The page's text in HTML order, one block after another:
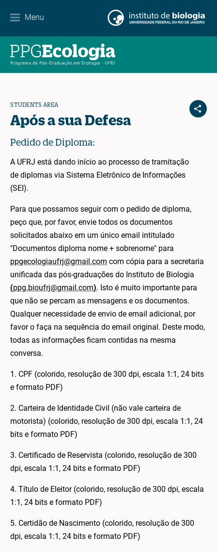
Menu
Contact
STUDENTS AREA
Após a sua Defesa
Pedido de Diploma:
A UFRJ está dando início ao processo de tramitação
de diplomas via Sistema Eletrônico de Informações
(SEI).
Para que possamos seguir com o pedido de diploma,
peço que, por favor, envie todos os documentos
solicitados abaixo em um único email intitulado
"Documentos diploma nome + sobrenome" para
ppgecologiaufrj@gmail.com com cópia para a secretaria
unificada das pós-graduações do Instituto de Biologia
(ppg.bioufrj@gmail.com). Isto é muito importante para
que não se percam as mensagens e os documentos.
Qualquer necessidade de envio de email adicional, por
favor o faça na sequência do email original. Deste modo,
todas as informações ficam contidas na mesma
conversa.
1. CPF (colorido, resolução de 300 dpi, escala 1:1, 24 bits
e formato PDF)
2. Carteira de Identidade Civil (não vale carteira de
motorista) (colorido, resolução de 300 dpi, escala 1:1, 24
bits e formato PDF)
3. Certificado de Reservista (colorido, resolução de 300
dpi, escala 1:1, 24 bits e formato PDF)
4. Título de Eleitor (colorido, resolução de 300 dpi, escala
1:1, 24 bits e formato PDF)
5. Certidão de Nascimento (colorido, resolução de 300
dpi, escala 1:1, 24 bits e formato PDF)